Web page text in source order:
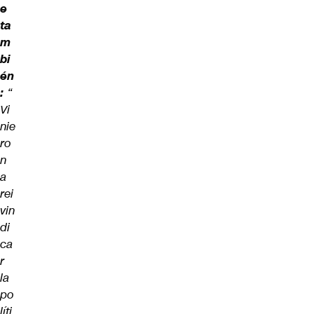
e
ta
m
bi
én
: “
Vi
nie
ro
n
a
rei
vin
di
ca
r
la
po